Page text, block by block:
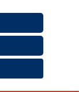
20 jaar
Ze heeft